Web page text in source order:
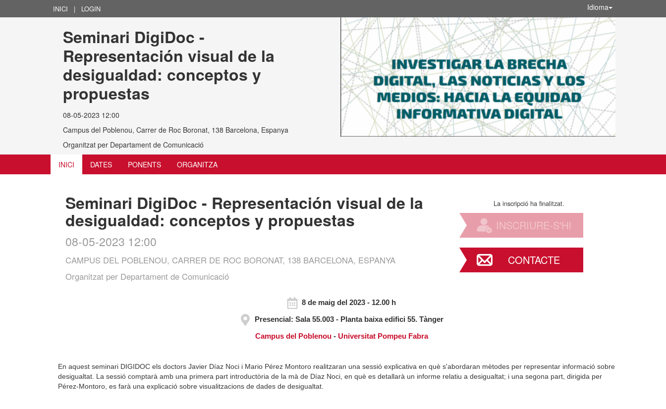
INICI | LOGIN Idioma
Seminari DigiDoc -
Representación visual de la
desigualdad: conceptos y
propuestas
08-05-2023 12:00
Campus del Poblenou, Carrer de Roc Boronat, 138 Barcelona, Espanya
Organitzat per Departament de Comunicació
INICI
DATES PONENTS ORGANITZA
Seminari DigiDoc - Representación visual de la
desigualdad: conceptos y propuestas
08-05-2023 12:00
CAMPUS DEL POBLENOU, CARRER DE ROC BORONAT, 138 BARCELONA, ESPANYA
Organitzat per Departament de Comunicació
La inscripció ha finalitzat.
INSCRIURE-S'HI
CONTACTE
8 de maig del 2023 - 12.00 h
Presencial: Sala 55.003 - Planta baixa edifici 55. Tànger
Campus del Poblenou - Universitat Pompeu Fabra
En aquest seminari DIGIDOC els doctors Javier Díaz Noci i Mario Pérez Montoro realitzaran una sessió explicativa en què s'abordaran mètodes per representar informació sobre
desigualtat. La sessió comptarà amb una primera part introductòria de la mà de Díaz Noci, en què es detallarà un informe relatiu a desigualtat; i una segona part, dirigida per
Pérez-Montoro, es farà una explicació sobre visualitzacions de dades de desigualtat.